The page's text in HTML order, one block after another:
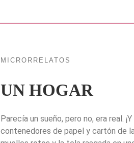
MICRORRELATOS
UN HOGAR
Parecía un sueño, pero no, era real.
contenedores de papel y cartón de